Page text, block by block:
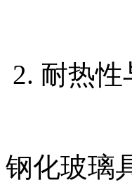
2. 耐热
钢化玻璃